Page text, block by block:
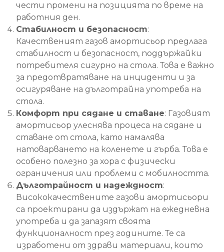
чести промени на позицията по време на
работния ден.
Стабилност и безопасност:
Качественият газов амортисьор предлага
стабилност и безопасност, поддържайки
потребителя сигурно на стола. Това е важно
за предотвратяване на инциденти и за
осигуряване на дълготрайна употреба на
стола.
Комфорт при сядане и ставане: Газовият
амортисьор улеснява процеса на сядане и
ставане от стола, като намалява
натоварването на коленете и гърба. Това е
особено полезно за хора с физически
ограничения или проблеми с мобилността.
Дълготрайност и надеждност:
Висококачествените газови амортисьори
са проектирани да издържат на ежедневна
употреба и да запазят своята
функционалност през годините. Те са
изработени от здрави материали, които